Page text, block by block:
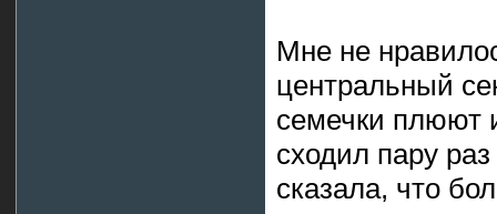
Мне не
центральный
семечки плюют
сходил пару
сказала, что